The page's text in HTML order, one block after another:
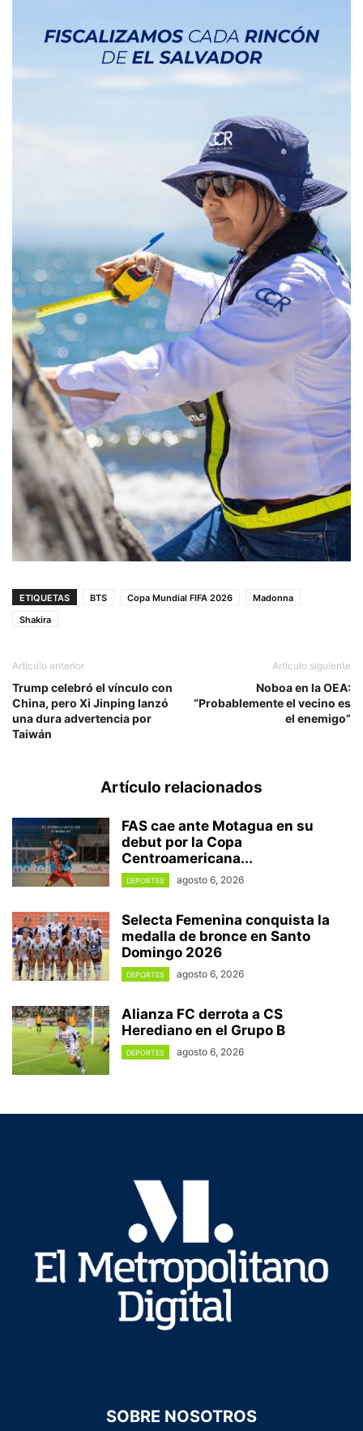
ETIQUETAS BTS Copa Mundial FIFA 2026
Madonna
Shakira
Artículo anterior
Trump celebró el vínculo con
China, pero Xi Jinping lanzó
una dura advertencia por
Taiwán
Artículo siguiente
Noboa en la OEA:
“Probablemente el vecino es
el enemigo”
Artículo relacionados
FAS cae ante Motagua en su
debut por la Copa
Centroamericana...
DEPORTES agosto 6, 2026
Selecta Femenina conquista la
medalla de bronce en Santo
Domingo 2026
DEPORTES agosto 6, 2026
Alianza FC derrota a CS
Herediano en el Grupo B
DEPORTES agosto 6, 2026
SOBRE NOSOTROS